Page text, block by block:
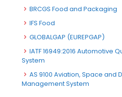
BRCGS Food and Packaging
IFS Food
GLOBALGAP (EUREPGAP)
IATF 16949:2016 Automotive
System
AS 9100 Aviation, Space and
Management System